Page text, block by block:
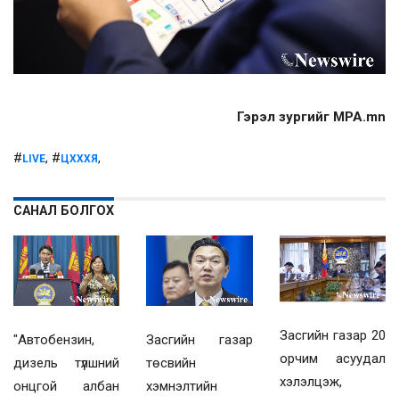
Гэрэл зургийг MPA.mn
#LIVE, #ЦХХХЯ,
САНАЛ БОЛГОХ
"Автобензин,
дизель түлшний
онцгой албан
Засгийн газар
төсвийн
хэмнэлтийн
Засгийн газар 20
орчим асуудал
хэлэлцэж,